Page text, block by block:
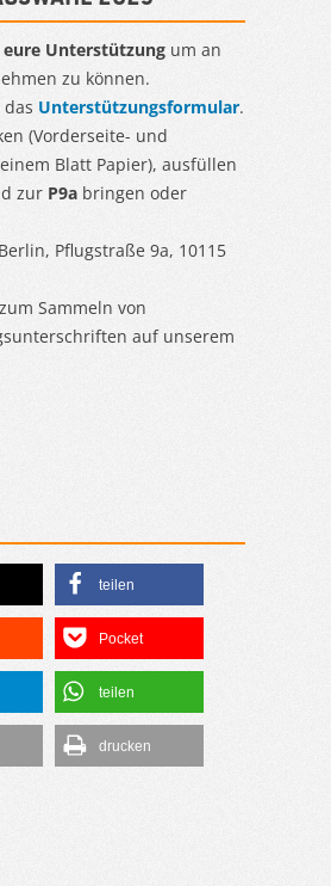
Unterstützung um an
zu können.
Unterstützungsformular.
(Vorderseite- und
Blatt Papier), ausfüllen
zur P9a bringen oder
Pflugstraße 9a, 10115
Sammeln von
auf unserem
teilen
Pocket
teilen
drucken